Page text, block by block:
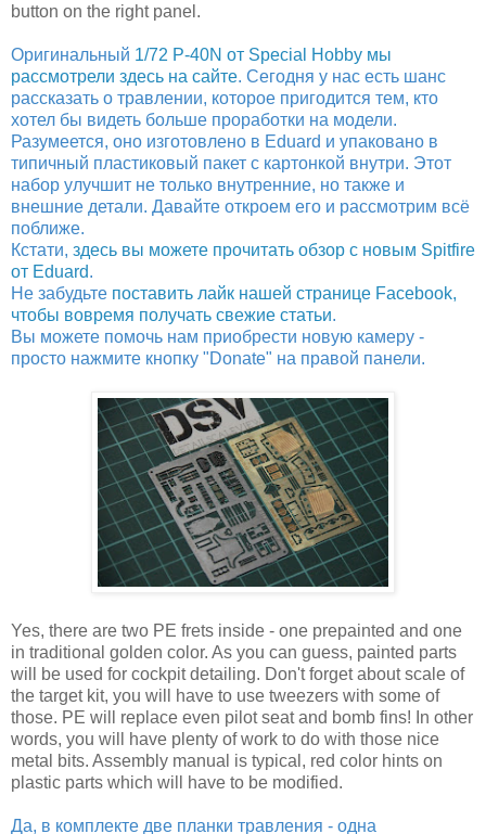
button on the right panel.
Оригинальный 1/72 P-40N от Special Hobby мы
рассмотрели здесь на сайте. Сегодня у нас есть шанс
рассказать о травлении, которое пригодится тем, кто
хотел бы видеть больше проработки на модели.
Разумеется, оно изготовлено в Eduard и упаковано в
типичный пластиковый пакет с картонкой внутри. Этот
набор улучшит не только внутренние, но также и
внешние детали. Давайте откроем его и рассмотрим всё
поближе.
Кстати, здесь вы можете прочитать обзор с новым Spitfire
от Eduard.
Не забудьте поставить лайк нашей странице Facebook,
чтобы вовремя получать свежие статьи.
Вы можете помочь нам приобрести новую камеру -
просто нажмите кнопку "Donate" на правой панели.
Yes, there are two PE frets inside - one prepainted and one
in traditional golden color. As you can guess, painted parts
will be used for cockpit detailing. Don't forget about scale of
the target kit, you will have to use tweezers with some of
those. PE will replace even pilot seat and bomb fins! In other
words, you will have plenty of work to do with those nice
metal bits. Assembly manual is typical, red color hints on
plastic parts which will have to be modified.
Да, в комплекте две планки травления - одна